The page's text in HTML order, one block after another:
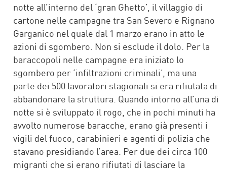
notte all’interno del ‘gran Ghetto’, il villaggio di
cartone nelle campagne tra San Severo e Rignano
Garganico nel quale dal 1 marzo erano in atto le
azioni di sgombero. Non si esclude il dolo. Per la
baraccopoli nelle campagne era iniziato lo
sgombero per ‘infiltrazioni criminali’, ma una
parte dei 500 lavoratori stagionali si era rifiutata di
abbandonare la struttura. Quando intorno all’una di
notte si è sviluppato il rogo, che in pochi minuti ha
avvolto numerose baracche, erano già presenti i
vigili del fuoco, carabinieri e agenti di polizia che
stavano presidiando l’area. Per due dei circa 100
migranti che si erano rifiutati di lasciare la